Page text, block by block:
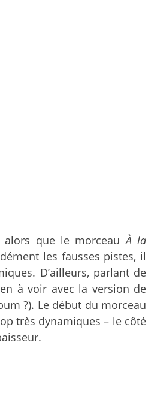
alors que le morceauÀ la
les fausses pistes, il
D’ailleurs, parlant de
à voir avec la version de
?). Le début du morceau
très dynamiques – le côté